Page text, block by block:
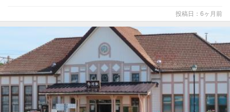
投稿日：6ヶ月前